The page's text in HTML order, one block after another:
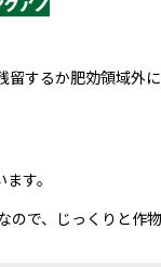
するか肥効領域外に
す。
で、じっくりと作